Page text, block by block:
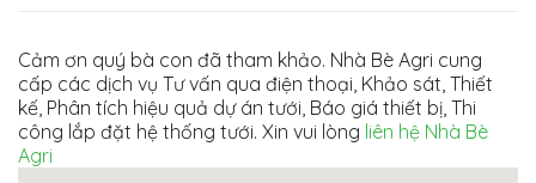
Cảm ơn quý bà con đã tham khảo. Nhà Bè Agri cung
cấp các dịch vụ Tư vấn qua điện thoại, Khảo sát, Thiết
kế, Phân tích hiệu quả dự án tưới, Báo giá thiết bị, Thi
công lắp đặt hệ thống tưới. Xin vui lòng liên hệ Nhà Bè
Agri